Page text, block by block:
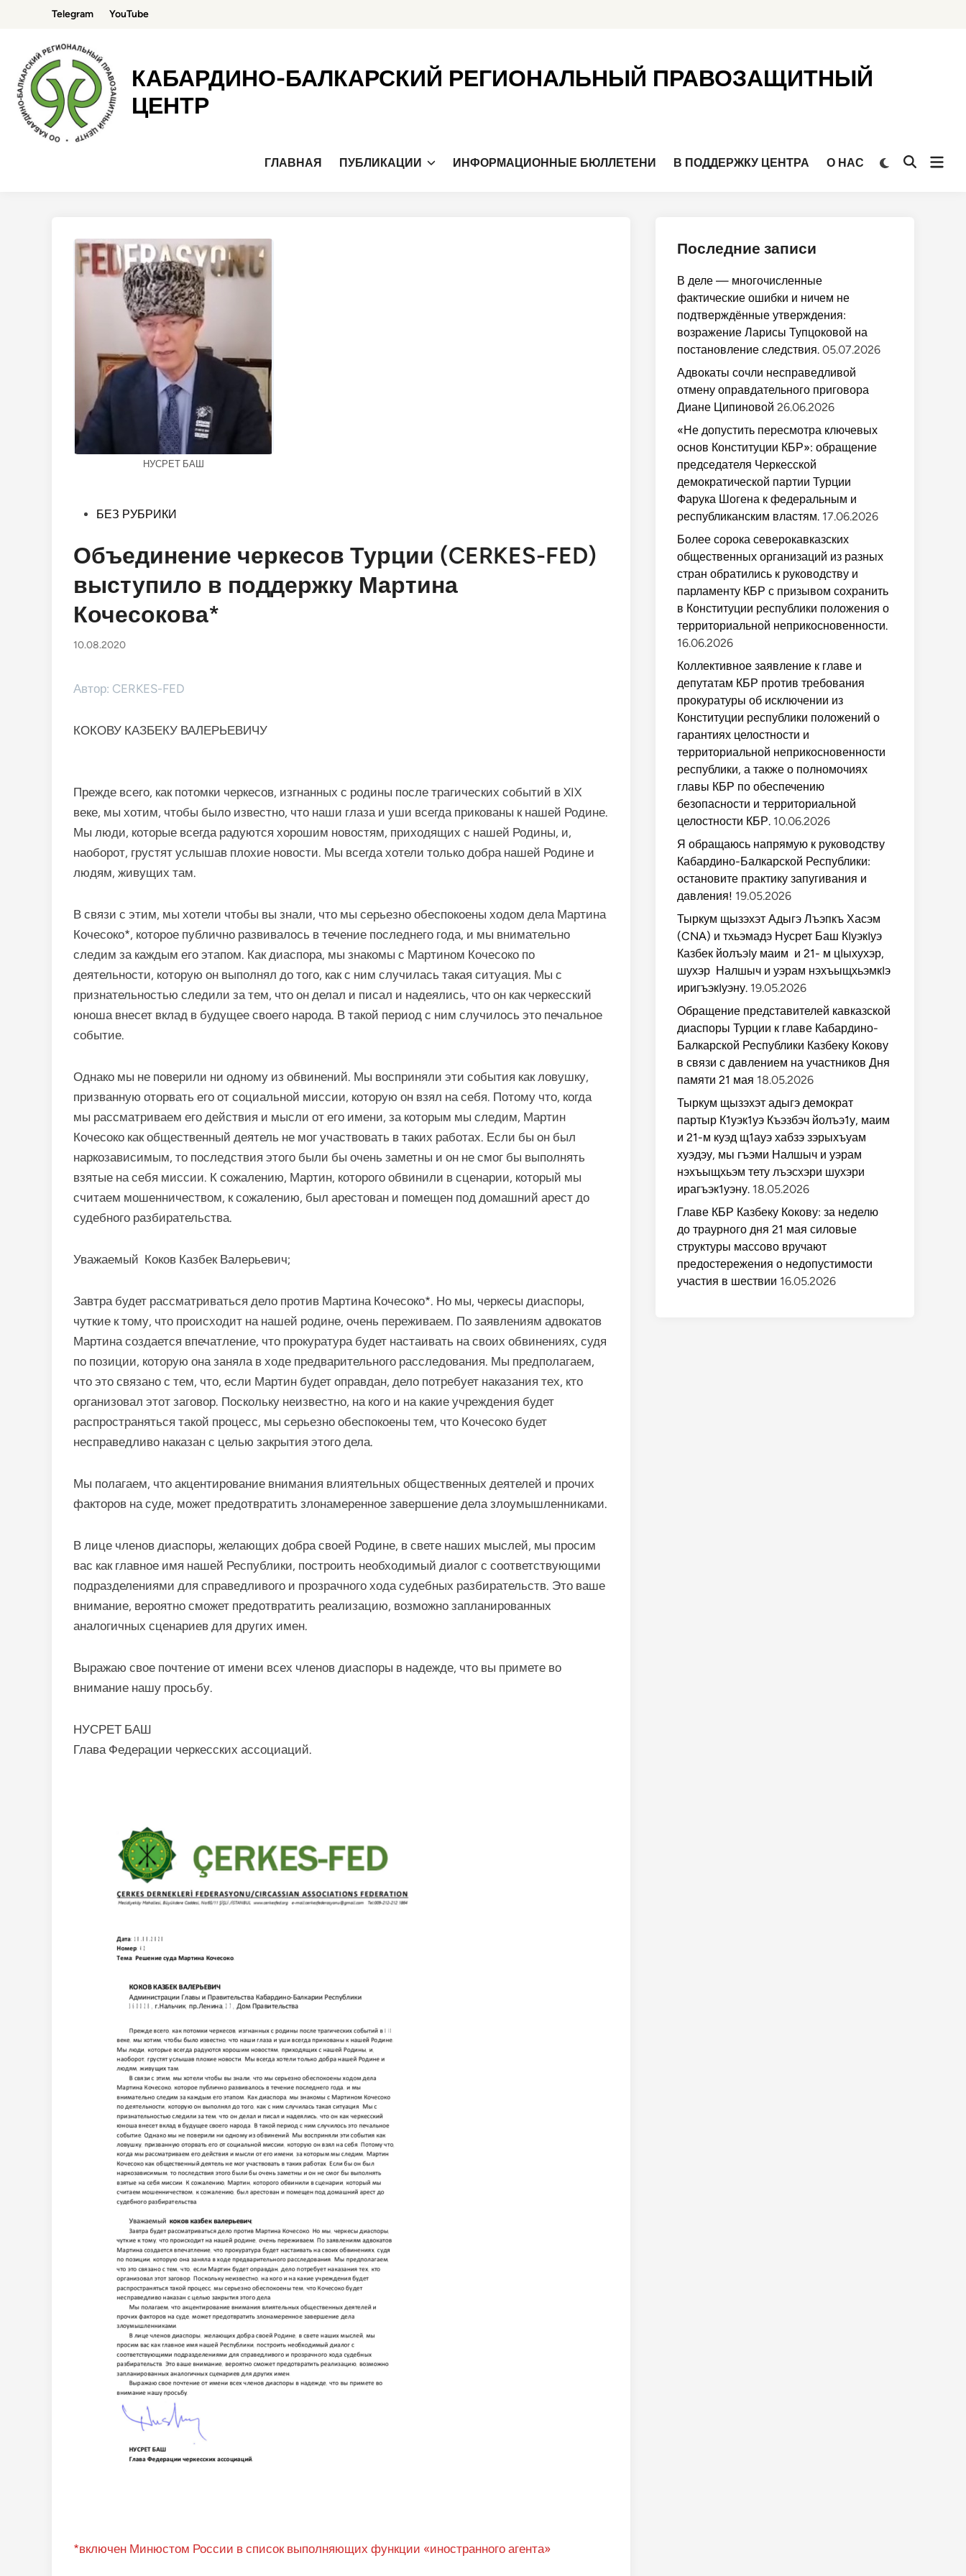
содержимому
Telegram YouTube
КАБАРДИНО-БАЛКАРСКИЙ РЕГИОНАЛЬНЫЙ ПРАВОЗАЩИТНЫЙ
ЦЕНТР
ГЛАВНАЯ ПУБЛИКАЦИИ ИНФОРМАЦИОННЫЕ БЮЛЛЕТЕНИ В ПОДДЕРЖКУ ЦЕНТРА О НАС
Переключить
Открыть
НУСРЕТ БАШ
Опубликовано
БЕЗ РУБРИКИ
Объединение черкесов Турции (CERKES-FED)
выступило в поддержку Мартина
Кочесокова*
10.08.2020
Автор: CERKES-FED
КОКОВУ КАЗБЕКУ ВАЛЕРЬЕВИЧУ
Прежде всего, как потомки черкесов, изгнанных с родины после трагических событий в XIX
веке, мы хотим, чтобы было известно, что наши глаза и уши всегда прикованы к нашей Родине.
Мы люди, которые всегда радуются хорошим новостям, приходящих с нашей Родины, и,
наоборот, грустят услышав плохие новости. Мы всегда хотели только добра нашей Родине и
людям, живущих там.
В связи с этим, мы хотели чтобы вы знали, что мы серьезно обеспокоены ходом дела Мартина
Кочесоко*, которое публично развивалось в течение последнего года, и мы внимательно
следим за каждым его этапом. Как диаспора, мы знакомы с Мартином Кочесоко по
деятельности, которую он выполнял до того, как с ним случилась такая ситуация. Мы с
признательностью следили за тем, что он делал и писал и надеялись, что он как черкесский
юноша внесет вклад в будущее своего народа. В такой период с ним случилось это печальное
событие.
Однако мы не поверили ни одному из обвинений. Мы восприняли эти события как ловушку,
призванную оторвать его от социальной миссии, которую он взял на себя. Потому что, когда
мы рассматриваем его действия и мысли от его имени, за которым мы следим, Мартин
Кочесоко как общественный деятель не мог участвовать в таких работах. Если бы он был
наркозависимым, то последствия этого были бы очень заметны и он не смог бы выполнять
взятые на себя миссии. К сожалению, Мартин, которого обвинили в сценарии, который мы
считаем мошенничеством, к сожалению, был арестован и помещен под домашний арест до
судебного разбирательства.
Уважаемый Коков Казбек Валерьевич;
Завтра будет рассматриваться дело против Мартина Кочесоко*. Но мы, черкесы диаспоры,
чуткие к тому, что происходит на нашей родине, очень переживаем. По заявлениям адвокатов
Мартина создается впечатление, что прокуратура будет настаивать на своих обвинениях, судя
по позиции, которую она заняла в ходе предварительного расследования. Мы предполагаем,
что это связано с тем, что, если Мартин будет оправдан, дело потребует наказания тех, кто
организовал этот заговор. Поскольку неизвестно, на кого и на какие учреждения будет
распространяться такой процесс, мы серьезно обеспокоены тем, что Кочесоко будет
несправедливо наказан с целью закрытия этого дела.
Мы полагаем, что акцентирование внимания влиятельных общественных деятелей и прочих
факторов на суде, может предотвратить злонамеренное завершение дела злоумышленниками.
В лице членов диаспоры, желающих добра своей Родине, в свете наших мыслей, мы просим
вас как главное имя нашей Республики, построить необходимый диалог с соответствующими
подразделениями для справедливого и прозрачного хода судебных разбирательств. Это ваше
внимание, вероятно сможет предотвратить реализацию, возможно запланированных
аналогичных сценариев для других имен.
Выражаю свое почтение от имени всех членов диаспоры в надежде, что вы примете во
внимание нашу просьбу.
НУСРЕТ БАШ
Глава Федерации черкесских ассоциаций.
*включен Минюстом России в список выполняющих функции «иностранного агента»
Последние записи
В деле — многочисленные
фактические ошибки и ничем не
подтверждённые утверждения:
возражение Ларисы Тупцоковой на
постановление следствия. 05.07.2026
Адвокаты сочли несправедливой
отмену оправдательного приговора
Диане Ципиновой 26.06.2026
«Не допустить пересмотра ключевых
основ Конституции КБР»: обращение
председателя Черкесской
демократической партии Турции
Фарука Шогена к федеральным и
республиканским властям. 17.06.2026
Более сорока северокавказских
общественных организаций из разных
стран обратились к руководству и
парламенту КБР с призывом сохранить
в Конституции республики положения о
территориальной неприкосновенности.
16.06.2026
Коллективное заявление к главе и
депутатам КБР против требования
прокуратуры об исключении из
Конституции республики положений о
гарантиях целостности и
территориальной неприкосновенности
республики, а также о полномочиях
главы КБР по обеспечению
безопасности и территориальной
целостности КБР. 10.06.2026
Я обращаюсь напрямую к руководству
Кабардино-Балкарской Республики:
остановите практику запугивания и
давления! 19.05.2026
Тыркум щызэхэт Адыгэ Лъэпкъ Хасэм
(CNA) и тхьэмадэ Нусрет Баш КIуэкIуэ
Казбек йолъэIу маим и 21- м цIыхухэр,
шухэр Налшыч и уэрам нэхъыщхьэмкIэ
иригъэкIуэну. 19.05.2026
Обращение представителей кавказской
диаспоры Турции к главе Кабардино-
Балкарской Республики Казбеку Кокову
в связи с давлением на участников Дня
памяти 21 мая 18.05.2026
Тыркум щызэхэт адыгэ демократ
партыр К1уэк1уэ Къэзбэч йолъэ1у, маим
и 21-м куэд щ1ауэ хабзэ зэрыхъуам
хуэдэу, мы гъэми Налшыч и уэрам
нэхъыщхьэм тету лъэсхэри шухэри
ирагъэк1уэну. 18.05.2026
Главе КБР Казбеку Кокову: за неделю
до траурного дня 21 мая силовые
структуры массово вручают
предостережения о недопустимости
участия в шествии 16.05.2026